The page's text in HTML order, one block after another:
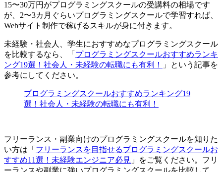
15〜30万円がプログラミングスクールの受講料の相場です
が、2〜3カ月ぐらいプログラミングスクールで学習すれば、
Webサイト制作で稼げるスキルが身に付きます。
未経験・社会人、学生におすすめなプログラミングスクール
を比較するなら、「 プログラミングスクールおすすめランキ
ング19選！社会人・未経験の転職にも有利！
」という記事を
参考にしてください。
プログラミングスクールおすすめランキング19
選！社会人・未経験の転職にも有利！
フリーランス・副業向けのプログラミングスクールを知りた
い方は「 フリーランスを目指せるプログラミングスクールお
すすめ11選！未経験エンジニア必見 」をご覧ください。フリ